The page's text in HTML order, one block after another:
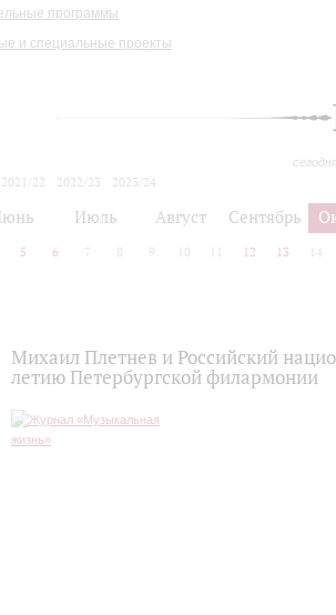
программы
и специальные проекты
2021/22 2022/23
2023/24
Июль Август Сентябрь
5 6 7 8 9 10 12 13 14
Михаил Плетнев и Российский
летию Петербургской филармонии